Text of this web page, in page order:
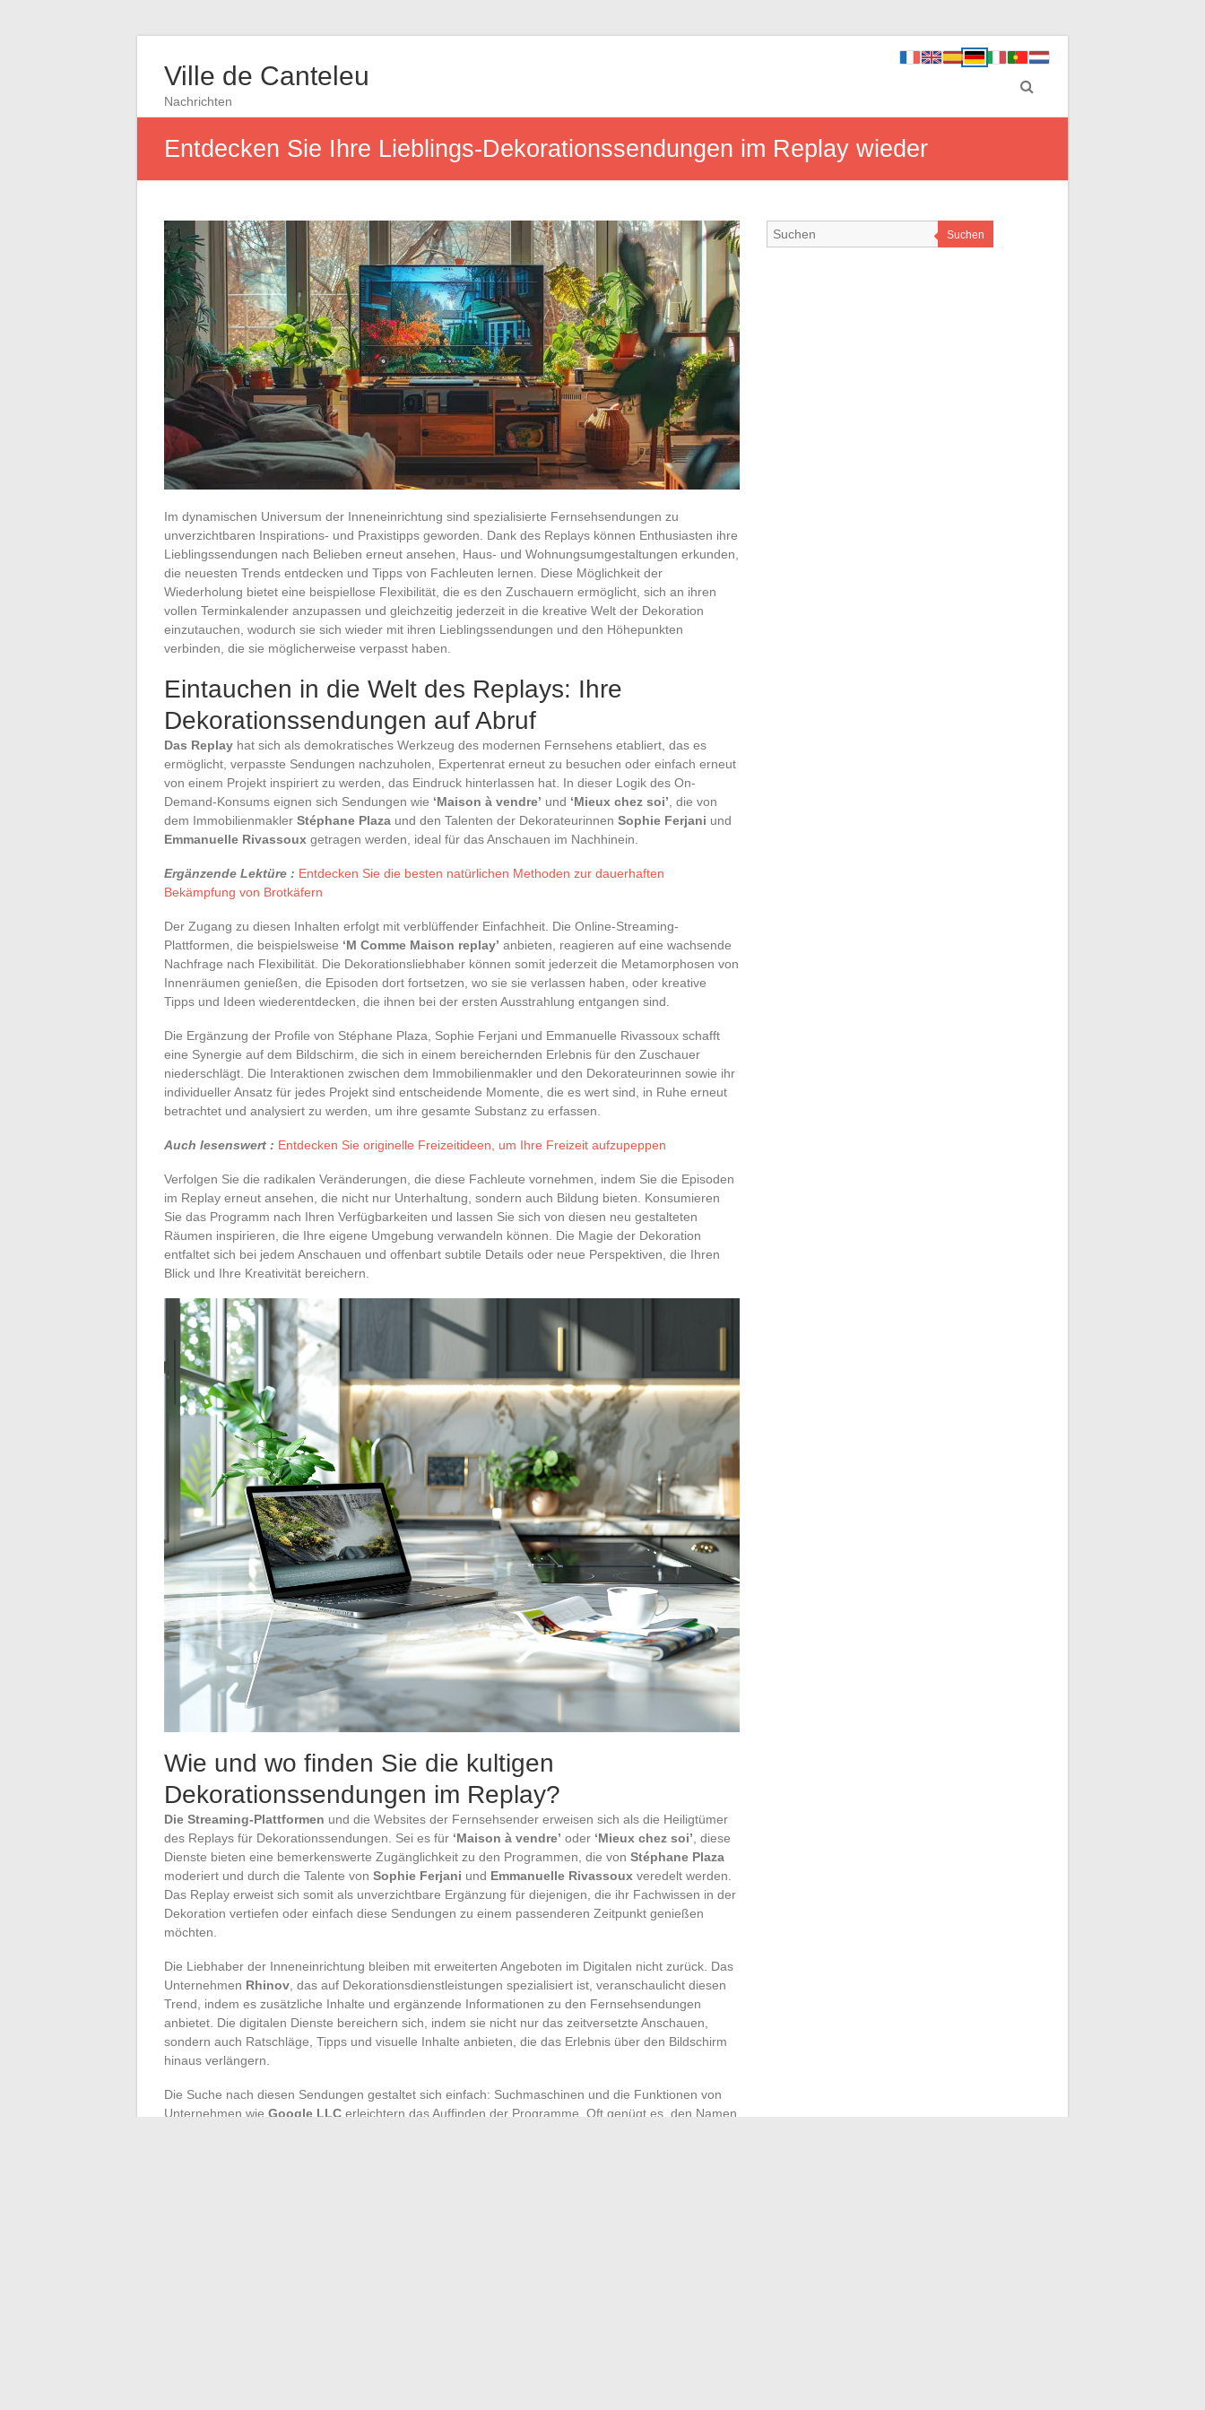
Ville de Canteleu
Nachrichten
Entdecken Sie Ihre Lieblings-Dekorationssendungen im Replay wieder
Im dynamischen Universum der Inneneinrichtung sind spezialisierte Fernsehsendungen zu
unverzichtbaren Inspirations- und Praxistipps geworden. Dank des Replays können Enthusiasten ihre
Lieblingssendungen nach Belieben erneut ansehen, Haus- und Wohnungsumgestaltungen erkunden,
die neuesten Trends entdecken und Tipps von Fachleuten lernen. Diese Möglichkeit der
Wiederholung bietet eine beispiellose Flexibilität, die es den Zuschauern ermöglicht, sich an ihren
vollen Terminkalender anzupassen und gleichzeitig jederzeit in die kreative Welt der Dekoration
einzutauchen, wodurch sie sich wieder mit ihren Lieblingssendungen und den Höhepunkten
verbinden, die sie möglicherweise verpasst haben.
Eintauchen in die Welt des Replays: Ihre
Dekorationssendungen auf Abruf
Das Replay hat sich als demokratisches Werkzeug des modernen Fernsehens etabliert, das es
ermöglicht, verpasste Sendungen nachzuholen, Expertenrat erneut zu besuchen oder einfach erneut
von einem Projekt inspiriert zu werden, das Eindruck hinterlassen hat. In dieser Logik des On-
Demand-Konsums eignen sich Sendungen wie ‘Maison à vendre’ und ‘Mieux chez soi’ , die von
dem Immobilienmakler Stéphane Plaza und den Talenten der Dekorateurinnen Sophie Ferjani und
Emmanuelle Rivassoux getragen werden, ideal für das Anschauen im Nachhinein.
Ergänzende Lektüre : Entdecken Sie die besten natürlichen Methoden zur dauerhaften
Bekämpfung von Brotkäfern
Der Zugang zu diesen Inhalten erfolgt mit verblüffender Einfachheit. Die Online-Streaming-
Plattformen, die beispielsweise ‘M Comme Maison replay’ anbieten, reagieren auf eine wachsende
Nachfrage nach Flexibilität. Die Dekorationsliebhaber können somit jederzeit die Metamorphosen von
Innenräumen genießen, die Episoden dort fortsetzen, wo sie sie verlassen haben, oder kreative
Tipps und Ideen wiederentdecken, die ihnen bei der ersten Ausstrahlung entgangen sind.
Die Ergänzung der Profile von Stéphane Plaza, Sophie Ferjani und Emmanuelle Rivassoux schafft
eine Synergie auf dem Bildschirm, die sich in einem bereichernden Erlebnis für den Zuschauer
niederschlägt. Die Interaktionen zwischen dem Immobilienmakler und den Dekorateurinnen sowie ihr
individueller Ansatz für jedes Projekt sind entscheidende Momente, die es wert sind, in Ruhe erneut
betrachtet und analysiert zu werden, um ihre gesamte Substanz zu erfassen.
Auch lesenswert : Entdecken Sie originelle Freizeitideen, um Ihre Freizeit aufzupeppen
Verfolgen Sie die radikalen Veränderungen, die diese Fachleute vornehmen, indem Sie die Episoden
im Replay erneut ansehen, die nicht nur Unterhaltung, sondern auch Bildung bieten. Konsumieren
Sie das Programm nach Ihren Verfügbarkeiten und lassen Sie sich von diesen neu gestalteten
Räumen inspirieren, die Ihre eigene Umgebung verwandeln können. Die Magie der Dekoration
entfaltet sich bei jedem Anschauen und offenbart subtile Details oder neue Perspektiven, die Ihren
Blick und Ihre Kreativität bereichern.
Wie und wo finden Sie die kultigen
Dekorationssendungen im Replay?
Die Streaming-Plattformen und die Websites der Fernsehsender erweisen sich als die Heiligtümer
des Replays für Dekorationssendungen. Sei es für ‘Maison à vendre’ oder ‘Mieux chez soi’ , diese
Dienste bieten eine bemerkenswerte Zugänglichkeit zu den Programmen, die von Stéphane Plaza
moderiert und durch die Talente von Sophie Ferjani und Emmanuelle Rivassoux veredelt werden.
Das Replay erweist sich somit als unverzichtbare Ergänzung für diejenigen, die ihr Fachwissen in der
Dekoration vertiefen oder einfach diese Sendungen zu einem passenderen Zeitpunkt genießen
möchten.
Die Liebhaber der Inneneinrichtung bleiben mit erweiterten Angeboten im Digitalen nicht zurück. Das
Unternehmen Rhinov , das auf Dekorationsdienstleistungen spezialisiert ist, veranschaulicht diesen
Trend, indem es zusätzliche Inhalte und ergänzende Informationen zu den Fernsehsendungen
anbietet. Die digitalen Dienste bereichern sich, indem sie nicht nur das zeitversetzte Anschauen,
sondern auch Ratschläge, Tipps und visuelle Inhalte anbieten, die das Erlebnis über den Bildschirm
hinaus verlängern.
Die Suche nach diesen Sendungen gestaltet sich einfach: Suchmaschinen und die Funktionen von
Unternehmen wie Google LLC erleichtern das Auffinden der Programme. Oft genügt es, den Namen
Suchen